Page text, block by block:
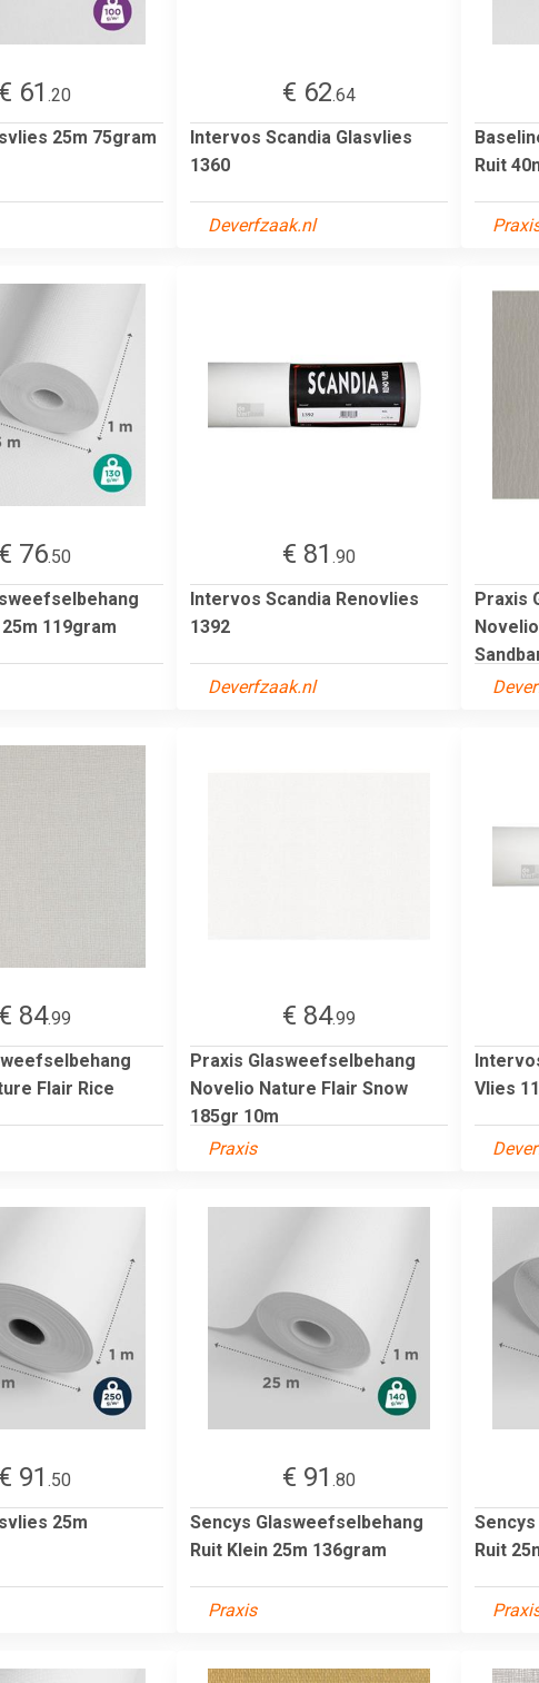
€ 61 .20
25m 75gram
€ 62.64
Intervos Scandia Glasvlies
1360
Deverfzaak.nl
Ruit
€ 76.50
119gram
€ 81 .90
Intervos Scandia Renovlies
1392
Deverfzaak.nl
Praxis
€ 84.99
Flair Rice
€ 84.99
Praxis Glasweefselbehang
Novelio Nature Flair Snow
185gr 10m
Praxis
Vlies
€ 91 .50
25m
€ 91 .80
Sencys Glasweefselbehang
Ruit Klein 25m 136gram
Praxis
Ruit